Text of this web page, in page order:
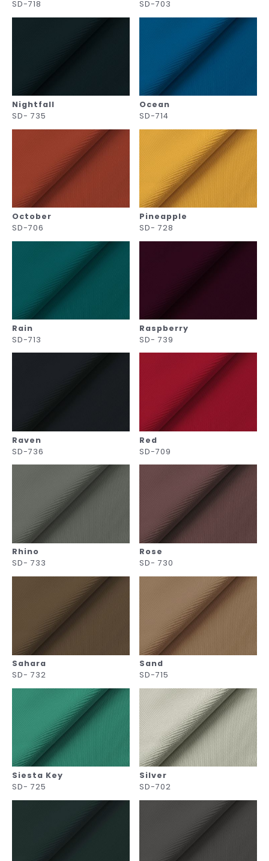
SD-718 SD-703
Nightfall
SD- 735
Ocean
SD-714
October
SD-706
Pineapple
SD- 728
Rain
SD-713
Raspberry
SD- 739
Raven
SD-736
Red
SD-709
Rhino
SD- 733
Rose
SD- 730
Sahara
SD- 732
Sand
SD-715
Siesta Key
SD- 725
Silver
SD-702